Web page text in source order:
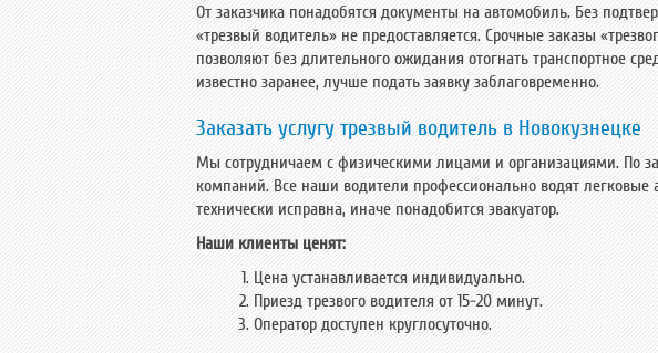
От заказчика понадобятся документы на автомобиль. Без
«трезвый водитель» не предоставляется. Срочные заказы
позволяют без длительного ожидания отогнать транспортное
известно заранее, лучше подать заявку заблаговременно.
Заказать услугу трезвый водитель в Новокузнецке
Мы сотрудничаем с физическими лицами и организациями. По
компаний. Все наши водители профессионально водят
технически исправна, иначе понадобится эвакуатор.
Наши клиенты ценят:
Цена устанавливается индивидуально.
Приезд трезвого водителя от 15-20 минут.
Оператор доступен круглосуточно.